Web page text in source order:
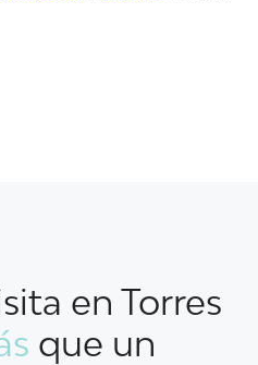
en Torres
que un